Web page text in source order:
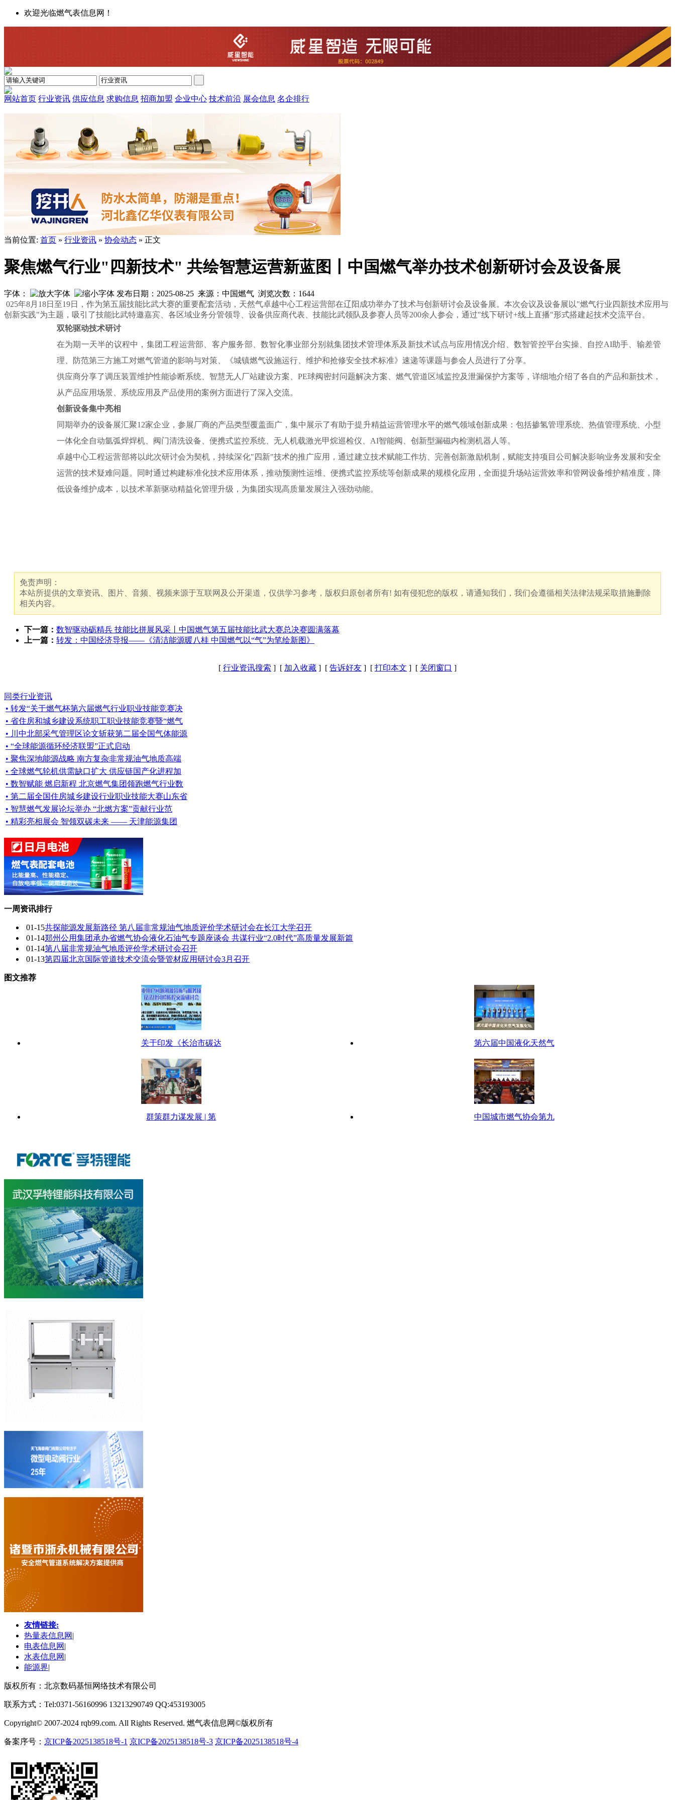
欢迎光临燃气表信息网！
网站首页 行业资讯 供应信息 求购信息 招商加盟 企业中心 技术前沿 展会信息 名企排行
当前位置: 首页 » 行业资讯 » 协会动态 » 正文
聚焦燃气行业"四新技术" 共绘智慧运营新蓝图丨中国燃气举办技术创新研讨会及设备展
字体： 发布日期：2025-08-25 来源：中国燃气 浏览次数： 1644
025年8月18日至19日，作为第五届技能比武大赛的重要配套活动，天然气卓越中心工程运营部在辽阳成功举办了技术与创新研讨会及设备展。本次会议及设备展以"燃气行业四新技术应用与
创新实践"为主题，吸引了技能比武特邀嘉宾、各区域业务分管领导、设备供应商代表、技能比武领队及参赛人员等200余人参会，通过"线下研讨+线上直播"形式搭建起技术交流平台。
双轮驱动技术研讨
在为期一天半的议程中，集团工程运营部、客户服务部、数智化事业部分别就集团技术管理体系及新技术试点与应用情况介绍、数智管控平台实操、自控AI助手、输差管
理、防范第三⽅施⼯对燃⽓管道的影响与对策、《城镇燃气设施运行、维护和抢修安全技术标准》速递等课题与参会人员进行了分享。
供应商分享了调压装置维护性能诊断系统、智慧无人厂站建设方案、PE球阀密封问题解决方案、燃气管道区域监控及泄漏保护方案等，详细地介绍了各自的产品和新技术，
从产品应用场景、系统应用及产品使用的案例方面进行了深入交流。
创新设备集中亮相
同期举办的设备展汇聚12家企业，参展厂商的产品类型覆盖面广，集中展示了有助于提升精益运营管理水平的燃气领域创新成果：包括掺氢管理系统、热值管理系统、小型
一体化全自动氩弧焊焊机、阀门清洗设备、便携式监控系统、无人机载激光甲烷巡检仪、AI智能阀、创新型漏磁内检测机器人等。
卓越中心工程运营部将以此次研讨会为契机，持续深化"四新"技术的推广应用，通过建立技术赋能工作坊、完善创新激励机制，赋能支持项目公司解决影响业务发展和安全
运营的技术疑难问题。同时通过构建标准化技术应用体系，推动预测性运维、便携式监控系统等创新成果的规模化应用，全面提升场站运营效率和管网设备维护精准度，降
低设备维护成本，以技术革新驱动精益化管理升级，为集团实现高质量发展注入强劲动能。
免责声明：
本站所提供的文章资讯、图片、音频、视频来源于互联网及公开渠道，仅供学习参考，版权归原创者所有! 如有侵犯您的版权，请通知我们，我们会遵循相关法律法规采取措施删除
相关内容。
下一篇： 数智驱动砺精兵 技能比拼展风采丨中国燃气第五届技能比武大赛总决赛圆满落幕
上一篇： 转发：中国经济导报——《清洁能源暖八桂 中国燃气以“气”为笔绘新图》
[ 行业资讯搜索 ] [ 加入收藏 ] [ 告诉好友 ] [ 打印本文 ] [ 关闭窗口 ]
同类行业资讯
• 转发“关于燃气杯第六届燃气行业职业技能竞赛决
• 省住房和城乡建设系统职工职业技能竞赛暨“燃气
• 川中北部采气管理区论文斩获第二届全国气体能源
• “全球能源循环经济联盟”正式启动
• 聚焦深地能源战略 南方复杂非常规油气地质高端
• 全球燃气轮机供需缺口扩大 供应链国产化进程加
• 数智赋能 燃启新程 北京燃气集团领跑燃气行业数
• 第二届全国住房城乡建设行业职业技能大赛山东省
• 智慧燃气发展论坛举办 “北燃方案”贡献行业范
• 精彩亮相展会 智领双碳未来 —— 天津能源集团
一周资讯排行
01-15共探能源发展新路径 第八届非常规油气地质评价学术研讨会在长江大学召开
01-14郑州公用集团承办省燃气协会液化石油气专题座谈会 共谋行业“2.0时代”高质量发展新篇
01-14第八届非常规油气地质评价学术研讨会召开
01-13第四届北京国际管道技术交流会暨管材应用研讨会3月召开
图文推荐
关于印发《长治市碳达 第六届中国液化天然气
群策群力谋发展 | 第 中国城市燃气协会第九
友情链接:
热量表信息网 |
电表信息网 |
水表信息网 |
能源界|
版权所有：北京数码基恒网络技术有限公司
联系方式：Tel:0371-56160996 13213290749 QQ:453193005
Copyright© 2007-2024 rqb99.com. All Rights Reserved. 燃气表信息网©版权所有
备案序号： 京ICP备2025138518号-1 京ICP备2025138518号-3 京ICP备2025138518号-4